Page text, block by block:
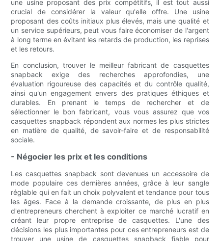
une usine proposant des prix compétitifs, il est tout aussi
crucial de considérer la valeur qu'elle offre. Une usine
proposant des coûts initiaux plus élevés, mais une qualité et
un service supérieurs, peut vous faire économiser de l'argent
à long terme en évitant les retards de production, les reprises
et les retours.
En conclusion, trouver le meilleur fabricant de casquettes
snapback exige des recherches approfondies, une
évaluation rigoureuse des capacités et du contrôle qualité,
ainsi qu'un engagement envers des pratiques éthiques et
durables. En prenant le temps de rechercher et de
sélectionner le bon fabricant, vous vous assurez que vos
casquettes snapback répondent aux normes les plus strictes
en matière de qualité, de savoir-faire et de responsabilité
sociale.
- Négocier les prix et les conditions
Les casquettes snapback sont devenues un accessoire de
mode populaire ces dernières années, grâce à leur sangle
réglable qui en fait un choix polyvalent et tendance pour tous
les âges. Face à la demande croissante, de plus en plus
d'entrepreneurs cherchent à exploiter ce marché lucratif en
créant leur propre entreprise de casquettes. L'une des
décisions les plus importantes pour ces entrepreneurs est de
trouver une usine de casquettes snapback fiable pour